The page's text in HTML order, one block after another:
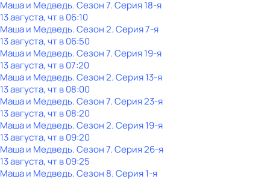
Маша и Медведь. Сезон 7. Серия 18-я
13 августа, чт в 06:10
Маша и Медведь. Сезон 2. Серия 7-я
13 августа, чт в 06:50
Маша и Медведь. Сезон 7. Серия 19-я
13 августа, чт в 07:20
Маша и Медведь. Сезон 2. Серия 13-я
13 августа, чт в 08:00
Маша и Медведь. Сезон 7. Серия 23-я
13 августа, чт в 08:20
Маша и Медведь. Сезон 2. Серия 19-я
13 августа, чт в 09:20
Маша и Медведь. Сезон 7. Серия 26-я
13 августа, чт в 09:25
Маша и Медведь. Сезон 8. Серия 1-я